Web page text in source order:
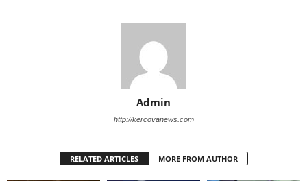
Admin
http://kercovanews.com
RELATED ARTICLES MORE FROM AUTHOR